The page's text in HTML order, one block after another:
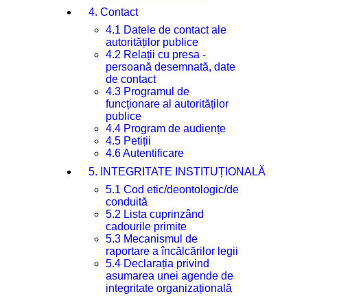
4. Contact
4.1 Datele de contact ale
autorităților publice
4.2 Relații cu presa -
persoană desemnată, date
de contact
4.3 Programul de
funcționare al autorităților
publice
4.4 Program de audiențe
4.5 Petiții
4.6 Autentificare
5. INTEGRITATE INSTITUȚIONALĂ
5.1 Cod etic/deontologic/de
conduită
5.2 Lista cuprinzând
cadourile primite
5.3 Mecanismul de
raportare a încălcărilor legii
5.4 Declarația privind
asumarea unei agende de
integritate organizațională